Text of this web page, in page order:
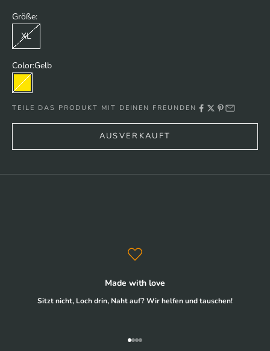
Größe:
XL
Color:Gelb
Gelb
TEILE DAS PRODUKT MIT DEINEN FREUNDEN
AUSVERKAUFT
Made with love
Sitzt nicht, Loch drin, Naht auf? Wir helfen und tauschen!
Gehe zu Element 1
Gehe zu Element 2
Gehe zu Element 3
Gehe zu Element 4